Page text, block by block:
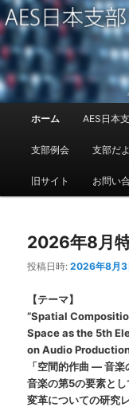
AES日本支
Audio Engineering
ュ
メ
イ
ン
ン
ツ
へ
サ
ブ
コ
ツ
へ
移
ホーム AES日本
支部例会 支部だ
旧サイト お問い
2026年8月
投稿日時:2026年8月3
【テーマ】
”Spatial
Space as the 5th
on Audio
「空間的作曲 ― 音楽
音楽の第5の要素と
変革についての研究